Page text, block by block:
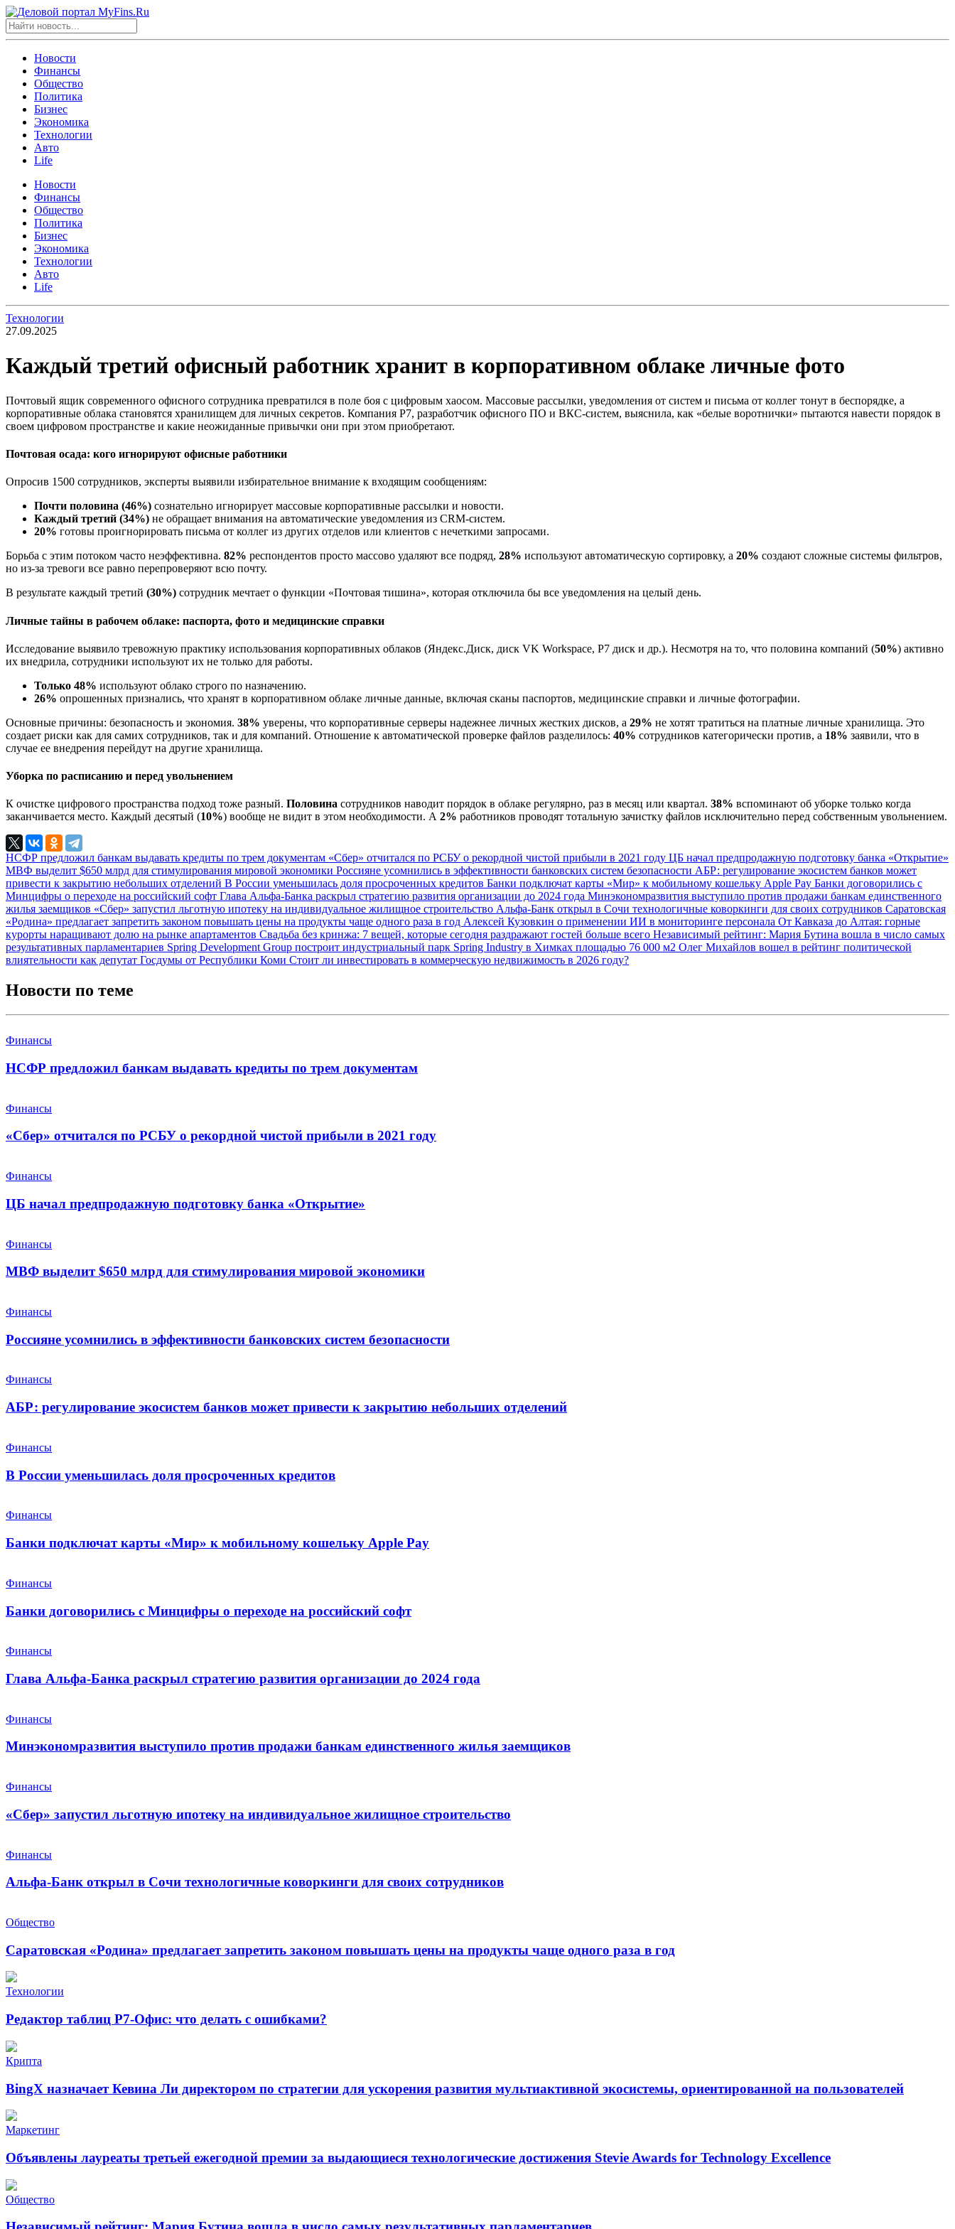
Новости
Финансы
Общество
Политика
Бизнес
Экономика
Технологии
Авто
Life
Новости
Финансы
Общество
Политика
Бизнес
Экономика
Технологии
Авто
Life
Технологии
27.09.2025
Каждый третий офисный работник хранит в корпоративном облаке личные фото
Почтовый ящик современного офисного сотрудника превратился в поле боя с цифровым хаосом. Массовые рассылки, уведомления от систем и письма от коллег тонут в беспорядке, а
корпоративные облака становятся хранилищем для личных секретов. Компания Р7, разработчик офисного ПО и ВКС-систем, выяснила, как «белые воротнички» пытаются навести порядок в
своем цифровом пространстве и какие неожиданные привычки они при этом приобретают.
Почтовая осада: кого игнорируют офисные работники
Опросив 1500 сотрудников, эксперты выявили избирательное внимание к входящим сообщениям:
Почти половина (46%) сознательно игнорирует массовые корпоративные рассылки и новости.
Каждый третий (34%) не обращает внимания на автоматические уведомления из CRM-систем.
20% готовы проигнорировать письма от коллег из других отделов или клиентов с нечеткими запросами.
Борьба с этим потоком часто неэффективна. 82% респондентов просто массово удаляют все подряд, 28% используют автоматическую сортировку, а 20% создают сложные системы фильтров,
но из-за тревоги все равно перепроверяют всю почту.
В результате каждый третий (30%) сотрудник мечтает о функции «Почтовая тишина», которая отключила бы все уведомления на целый день.
Личные тайны в рабочем облаке: паспорта, фото и медицинские справки
Исследование выявило тревожную практику использования корпоративных облаков (Яндекс.Диск, диск VK Workspace, Р7 диск и др.). Несмотря на то, что половина компаний (50%) активно
их внедрила, сотрудники используют их не только для работы.
Только 48% используют облако строго по назначению.
26% опрошенных признались, что хранят в корпоративном облаке личные данные, включая сканы паспортов, медицинские справки и личные фотографии.
Основные причины: безопасность и экономия. 38% уверены, что корпоративные серверы надежнее личных жестких дисков, а 29% не хотят тратиться на платные личные хранилища. Это
создает риски как для самих сотрудников, так и для компаний. Отношение к автоматической проверке файлов разделилось: 40% сотрудников категорически против, а 18% заявили, что в
случае ее внедрения перейдут на другие хранилища.
Уборка по расписанию и перед увольнением
К очистке цифрового пространства подход тоже разный. Половина сотрудников наводит порядок в облаке регулярно, раз в месяц или квартал. 38% вспоминают об уборке только когда
заканчивается место. Каждый десятый (10%) вообще не видит в этом необходимости. А 2% работников проводят тотальную зачистку файлов исключительно перед собственным увольнением.
НСФР предложил банкам выдавать кредиты по трем документам «Сбер» отчитался по РСБУ о рекордной чистой прибыли в 2021 году ЦБ начал предпродажную подготовку банка «Открытие»
МВФ выделит $650 млрд для стимулирования мировой экономики Россияне усомнились в эффективности банковских систем безопасности АБР: регулирование экосистем банков может
привести к закрытию небольших отделений В России уменьшилась доля просроченных кредитов Банки подключат карты «Мир» к мобильному кошельку Apple Pay Банки договорились с
Минцифры о переходе на российский софт Глава Альфа-Банка раскрыл стратегию развития организации до 2024 года Минэкономразвития выступило против продажи банкам единственного
жилья заемщиков «Сбер» запустил льготную ипотеку на индивидуальное жилищное строительство Альфа-Банк открыл в Сочи технологичные коворкинги для своих сотрудников Саратовская
«Родина» предлагает запретить законом повышать цены на продукты чаще одного раза в год Алексей Кузовкин о применении ИИ в мониторинге персонала От Кавказа до Алтая: горные
курорты наращивают долю на рынке апартаментов Свадьба без кринжа: 7 вещей, которые сегодня раздражают гостей больше всего Независимый рейтинг: Мария Бутина вошла в число самых
результативных парламентариев Spring Development Group построит индустриальный парк Spring Industry в Химках площадью 76 000 м2 Олег Михайлов вошел в рейтинг политической
влиятельности как депутат Госдумы от Республики Коми Стоит ли инвестировать в коммерческую недвижимость в 2026 году?
Новости по теме
Финансы
НСФР предложил банкам выдавать кредиты по трем документам
Финансы
«Сбер» отчитался по РСБУ о рекордной чистой прибыли в 2021 году
Финансы
ЦБ начал предпродажную подготовку банка «Открытие»
Финансы
МВФ выделит $650 млрд для стимулирования мировой экономики
Финансы
Россияне усомнились в эффективности банковских систем безопасности
Финансы
АБР: регулирование экосистем банков может привести к закрытию небольших отделений
Финансы
В России уменьшилась доля просроченных кредитов
Финансы
Банки подключат карты «Мир» к мобильному кошельку Apple Pay
Финансы
Банки договорились с Минцифры о переходе на российский софт
Финансы
Глава Альфа-Банка раскрыл стратегию развития организации до 2024 года
Финансы
Минэкономразвития выступило против продажи банкам единственного жилья заемщиков
Финансы
«Сбер» запустил льготную ипотеку на индивидуальное жилищное строительство
Финансы
Альфа-Банк открыл в Сочи технологичные коворкинги для своих сотрудников
Общество
Саратовская «Родина» предлагает запретить законом повышать цены на продукты чаще одного раза в год
Технологии
Редактор таблиц Р7-Офис: что делать с ошибками?
Крипта
BingX назначает Кевина Ли директором по стратегии для ускорения развития мультиактивной экосистемы, ориентированной на пользователей
Маркетинг
Объявлены лауреаты третьей ежегодной премии за выдающиеся технологические достижения Stevie Awards for Technology Excellence
Общество